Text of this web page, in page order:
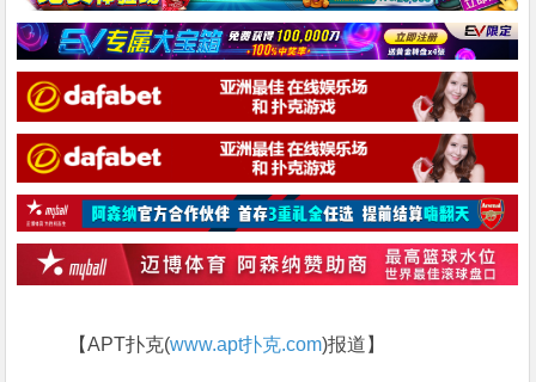
【APT扑克(www.apt扑克.com)报道】